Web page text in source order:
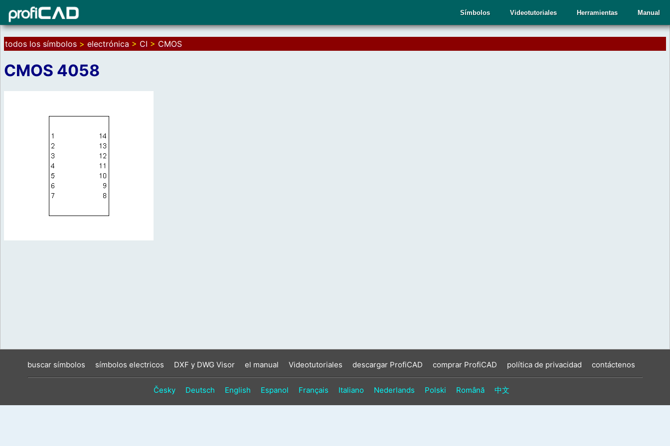
Manual
Herramientas
Videotutoriales
Símbolos
todos los símbolos > electrónica > CI > CMOS
CMOS 4058
buscar símbolos símbolos electricos DXF y DWG Visor el manual Videotutoriales descargar ProfiCAD comprar ProfiCAD política de privacidad contáctenos
Česky Deutsch English Espanol Français Italiano Nederlands Polski Română 中文